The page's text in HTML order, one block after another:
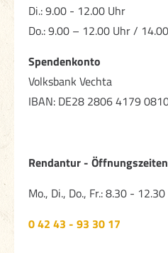
Di.: 9.00 - 12.00 Uhr
Do.: 9.00 – 12.00 Uhr /
Spendenkonto
Volksbank Vechta
IBAN: DE28 2806 4179
Rendantur -
Mo., Di., Do., Fr.: 8.30 -
0 42 43 - 93 30 17